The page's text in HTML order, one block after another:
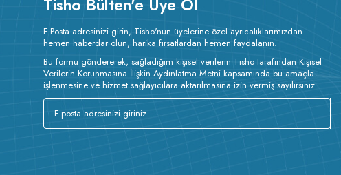
E-Posta adresinizi girin, Tisho'nun üyelerine özel ayrıcalıklarımızdan
hemen haberdar olun, harika fırsatlardan hemen faydalanın.
Bu formu göndererek, sağladığım kişisel verilerin Tisho tarafından Kişisel
Verilerin Korunmasına İlişkin Aydınlatma Metni kapsamında bu amaçla
işlenmesine ve hizmet sağlayıcılara aktarılmasına izin vermiş sayılırsınız.